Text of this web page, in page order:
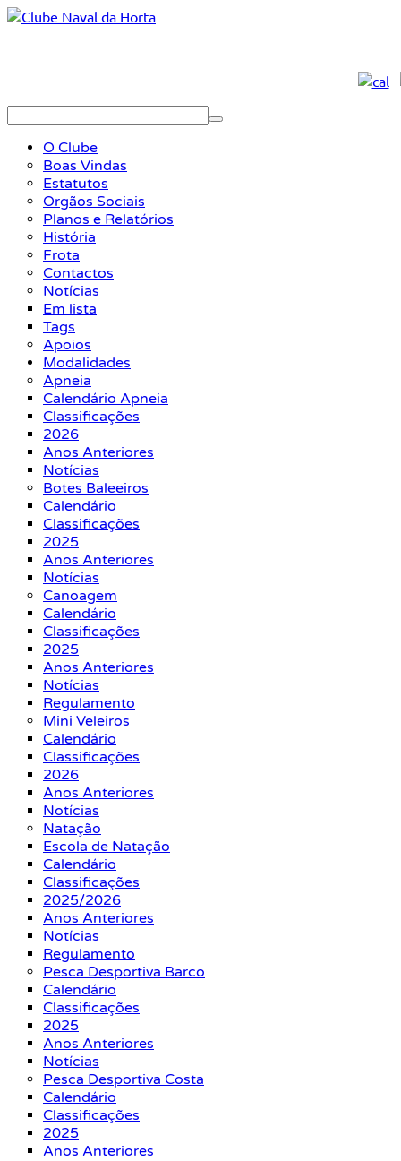
O Clube
Boas Vindas
Estatutos
Orgãos Sociais
Planos e Relatórios
História
Frota
Contactos
Notícias
Em lista
Tags
Apoios
Modalidades
Apneia
Calendário Apneia
Classificações
2026
Anos Anteriores
Notícias
Botes Baleeiros
Calendário
Classificações
2025
Anos Anteriores
Notícias
Canoagem
Calendário
Classificações
2025
Anos Anteriores
Notícias
Regulamento
Mini Veleiros
Calendário
Classificações
2026
Anos Anteriores
Notícias
Natação
Escola de Natação
Calendário
Classificações
2025/2026
Anos Anteriores
Notícias
Regulamento
Pesca Desportiva Barco
Calendário
Classificações
2025
Anos Anteriores
Notícias
Pesca Desportiva Costa
Calendário
Classificações
2025
Anos Anteriores